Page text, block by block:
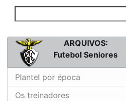
ARQUIVOS:
Futebol Seniores
Plantel por época
Os treinadores